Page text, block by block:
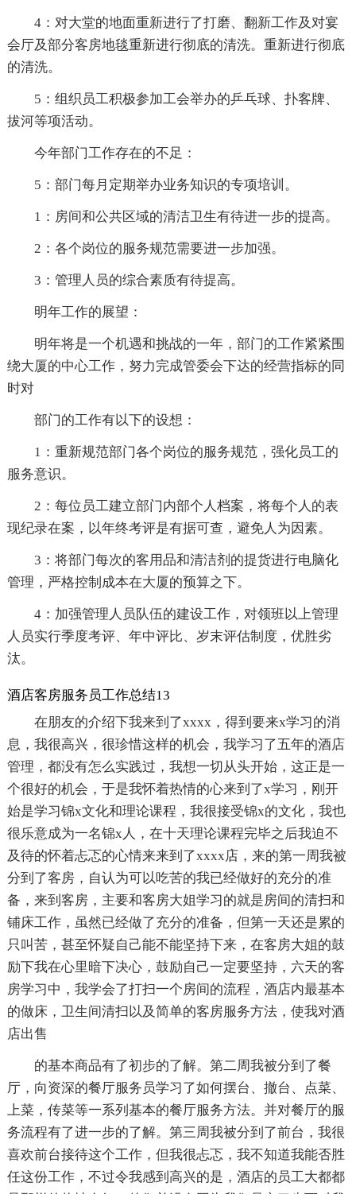
4：对大堂的地面重新进行了打磨、翻新工作及对宴
会厅及部分客房地毯重新进行彻底的清洗。重新进行彻底
的清洗。
5：组织员工积极参加工会举办的乒乓球、扑客牌、
拔河等项活动。
今年部门工作存在的不足：
5：部门每月定期举办业务知识的专项培训。
1：房间和公共区域的清洁卫生有待进一步的提高。
2：各个岗位的服务规范需要进一步加强。
3：管理人员的综合素质有待提高。
明年工作的展望：
明年将是一个机遇和挑战的一年，部门的工作紧紧围
绕大厦的中心工作，努力完成管委会下达的经营指标的同
时对
部门的工作有以下的设想：
1：重新规范部门各个岗位的服务规范，强化员工的
服务意识。
2：每位员工建立部门内部个人档案，将每个人的表
现纪录在案，以年终考评是有据可查，避免人为因素。
3：将部门每次的客用品和清洁剂的提货进行电脑化
管理，严格控制成本在大厦的预算之下。
4：加强管理人员队伍的建设工作，对领班以上管理
人员实行季度考评、年中评比、岁末评估制度，优胜劣
汰。
酒店客房服务员工作总结13
在朋友的介绍下我来到了xxxx，得到要来x学习的消
息，我很高兴，很珍惜这样的机会，我学习了五年的酒店
管理，都没有怎么实践过，我想一切从头开始，这正是一
个很好的机会，于是我怀着热情的心来到了x学习，刚开
始是学习锦x文化和理论课程，我很接受锦x的文化，我也
很乐意成为一名锦x人，在十天理论课程完毕之后我迫不
及待的怀着忐忑的心情来来到了xxxx店，来的第一周我被
分到了客房，自认为可以吃苦的我已经做好的充分的准
备，来到客房，主要和客房大姐学习的就是房间的清扫和
铺床工作，虽然已经做了充分的准备，但第一天还是累的
只叫苦，甚至怀疑自己能不能坚持下来，在客房大姐的鼓
励下我在心里暗下决心，鼓励自己一定要坚持，六天的客
房学习中，我学会了打扫一个房间的流程，酒店内最基本
的做床，卫生间清扫以及简单的客房服务方法，使我对酒
店出售
的基本商品有了初步的了解。第二周我被分到了餐
厅，向资深的餐厅服务员学习了如何摆台、撤台、点菜、
上菜，传菜等一系列基本的餐厅服务方法。并对餐厅的服
务流程有了进一步的了解。第三周我被分到了前台，我很
喜欢前台接待这个工作，但我很忐忑，我不知道我能否胜
任这份工作，不过令我感到高兴的是，酒店的员工大都都